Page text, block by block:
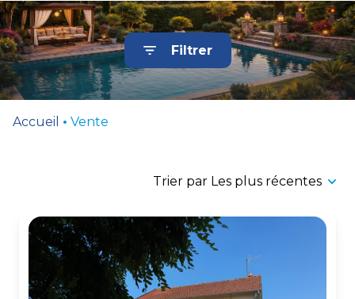
ACCUEIL
LOCATIONS
SYNDIC
CONTACT
Filtrer
Accueil Vente
Trier par Les plus récentes